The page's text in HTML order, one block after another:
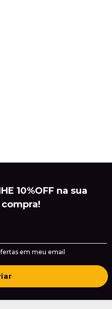
10%OFF na sua
em meu email